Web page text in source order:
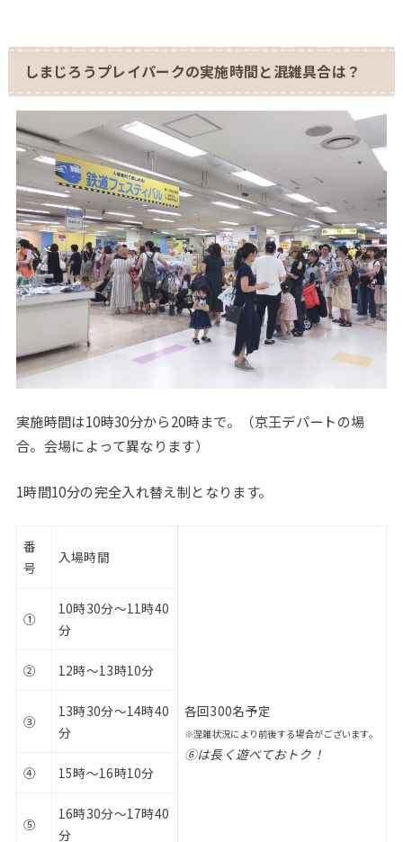
しまじろうプレイパークの実施時間と混雑具合は？
実施時間は10時30分から20時まで。（京王デパートの場
合。会場によって異なります）
1時間10分の完全入れ替え制となります。
番
号
入場時間
各回300名予定
※混雑状況により前後する場合がございます。
⑥は長く遊べておトク！
①
10時30分〜11時40
分
② 12時〜13時10分
③
13時30分〜14時40
分
④ 15時〜16時10分
⑤
16時30分〜17時40
分